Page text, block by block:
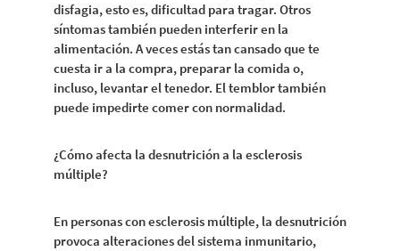
disfagia, esto es, dificultad para tragar. Otros
síntomas también pueden interferir en la
alimentación. A veces estás tan cansado que te
cuesta ir a la compra, preparar la comida o,
incluso, levantar el tenedor. El temblor también
puede impedirte comer con normalidad.
¿Cómo afecta la desnutrición a la esclerosis
múltiple?
En personas con esclerosis múltiple, la desnutrición
provoca alteraciones del sistema inmunitario,